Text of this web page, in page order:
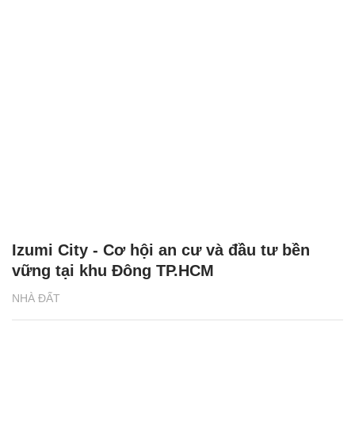
NHÀ ĐẤT
Izumi City - Cơ hội an cư và đầu tư bền
vững tại khu Đông TP.HCM